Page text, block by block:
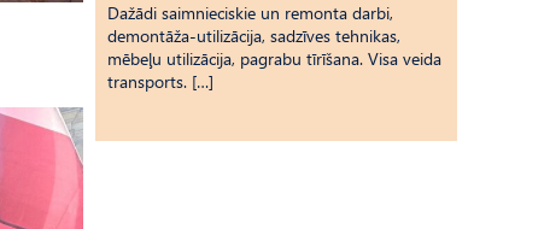
Dažādi saimnieciskie un remonta darbi,
demontāža-utilizācija, sadzīves tehnikas,
mēbeļu utilizācija, pagrabu tīrīšana. Visa veida
transports. […]